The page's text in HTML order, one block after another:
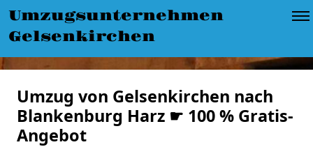
Umzugsunternehmen
Gelsenkirchen
Umzug von Gelsenkirchen nach
Blankenburg Harz ☛ 100 % Gratis-
Angebot